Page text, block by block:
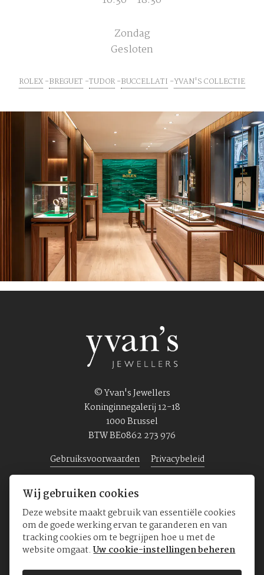
Zondag
Gesloten
ROLEX BREGUET TUDOR BUCCELLATI YVAN'S COLLECTIE
© Yvan's Jewellers
Koninginnegalerij 12-18
1000 Brussel
BTW BE0862 273 976
Gebruiksvoorwaarden
Privacybeleid
Home Juwelen Horloges Over ons
Wij gebruiken cookies
Deze website maakt gebruik van essentiële cookies
om de goede werking ervan te garanderen en van
tracking cookies om te begrijpen hoe u met de
website omgaat.Uw cookie-instellingen beheren